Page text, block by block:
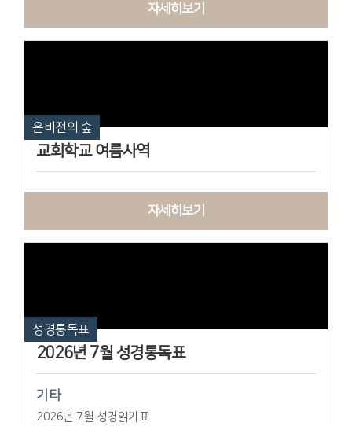
자세히보기
온비전의 숲
교회학교 여름사역
자세히보기
성경통독표
2026년 7월 성경통독표
기타
2026년 7월 성경읽기표